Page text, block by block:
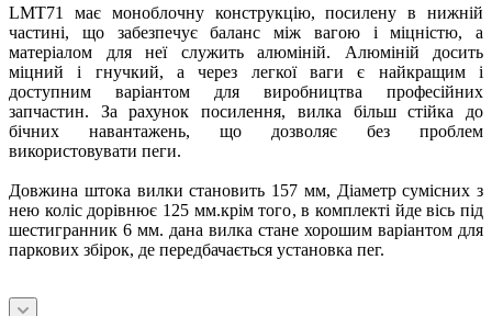
LMT71 має моноблочну конструкцію, посилену в нижній
частині, що забезпечує баланс між вагою і міцністю, а
матеріалом для неї служить алюміній. Алюміній досить
міцний і гнучкий, а через легкої ваги є найкращим і
доступним варіантом для виробництва професійних
запчастин. За рахунок посилення, вилка більш стійка до
бічних навантажень, що дозволяє без проблем
використовувати пеги.
Довжина штока вилки становить 157 мм, Діаметр сумісних з
нею коліс дорівнює 125 мм.крім того, в комплекті йде вісь під
шестигранник 6 мм. дана вилка стане хорошим варіантом для
паркових збірок, де передбачається установка пег.